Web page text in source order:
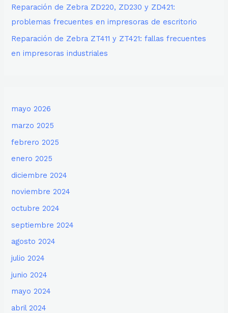
Reparación de Zebra ZD220, ZD230 y ZD421:
problemas frecuentes en impresoras de escritorio
Reparación de Zebra ZT411 y ZT421: fallas frecuentes
en impresoras industriales
mayo 2026
marzo 2025
febrero 2025
enero 2025
diciembre 2024
noviembre 2024
octubre 2024
septiembre 2024
agosto 2024
julio 2024
junio 2024
mayo 2024
abril 2024